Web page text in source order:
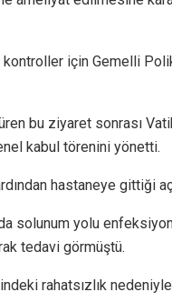
için Gemelli
bu ziyaret sonrası
kabul törenini yönetti.
hastaneye gittiği
solunum yolu
tedavi görmüştü.
rahatsızlık nedeniyle